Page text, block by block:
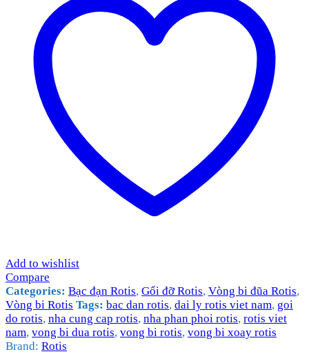
Add to wishlist
Compare
Categories: Bạc đạn Rotis, Gối đỡ Rotis, Vòng bi đũa Rotis,
Vòng bi Rotis Tags: bac dan rotis, dai ly rotis viet nam, goi
do rotis, nha cung cap rotis, nha phan phoi rotis, rotis viet
nam, vong bi dua rotis, vong bi rotis, vong bi xoay rotis
Brand: Rotis